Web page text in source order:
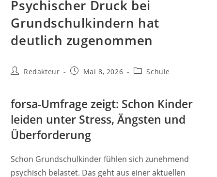
Psychischer Druck bei
Grundschulkindern hat
deutlich zugenommen
Beitrags-
Redakteur
BeitragMai 8, 2026
Beitrags-
Schule
forsa-Umfrage zeigt: Schon Kinder
leiden unter Stress, Ängsten und
Überforderung
Schon Grundschulkinder fühlen sich zunehmend
psychisch belastet. Das geht aus einer aktuellen